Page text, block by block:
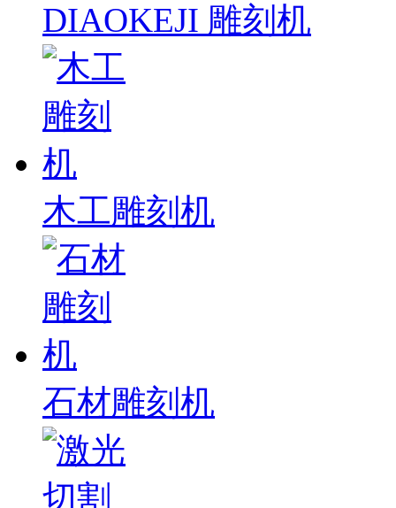
DIAOKEJI 雕刻机
木工雕刻机
石材雕刻机